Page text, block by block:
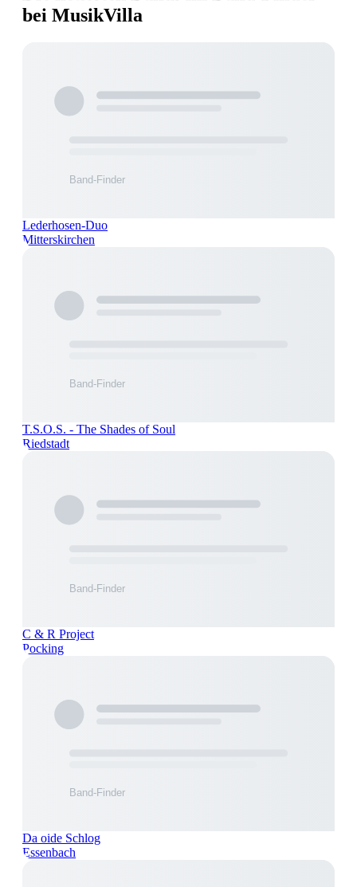
bei MusikVilla
Lederhosen-Duo
Mitterskirchen
T.S.O.S. - The Shades of Soul
Riedstadt
C & R Project
Pocking
Da oide Schlog
Essenbach